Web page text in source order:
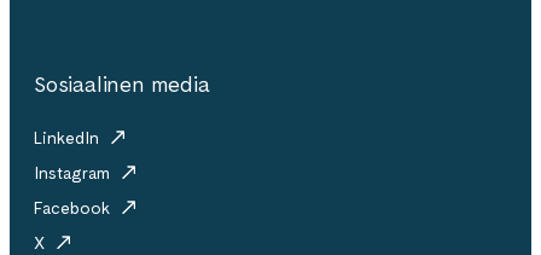
Sosiaalinen media
LinkedIn
Instagram
Facebook
X